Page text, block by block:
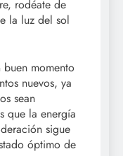
rodéate de
la luz del sol
momento
nuevos, ya
sean
que la energía
sigue
óptimo de